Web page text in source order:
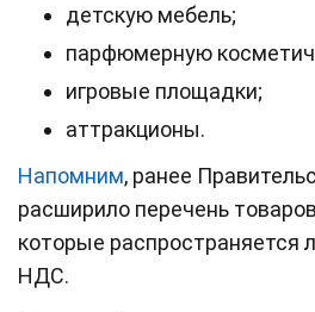
детскую мебель;
парфюмерную
игровые площадки;
аттракционы.
Напомним, ранее
расширило перечень
которые распространяется
НДС.